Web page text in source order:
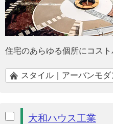
住宅のあらゆる個所にコス
スタイル｜アーバンモダ
大和ハウス工業